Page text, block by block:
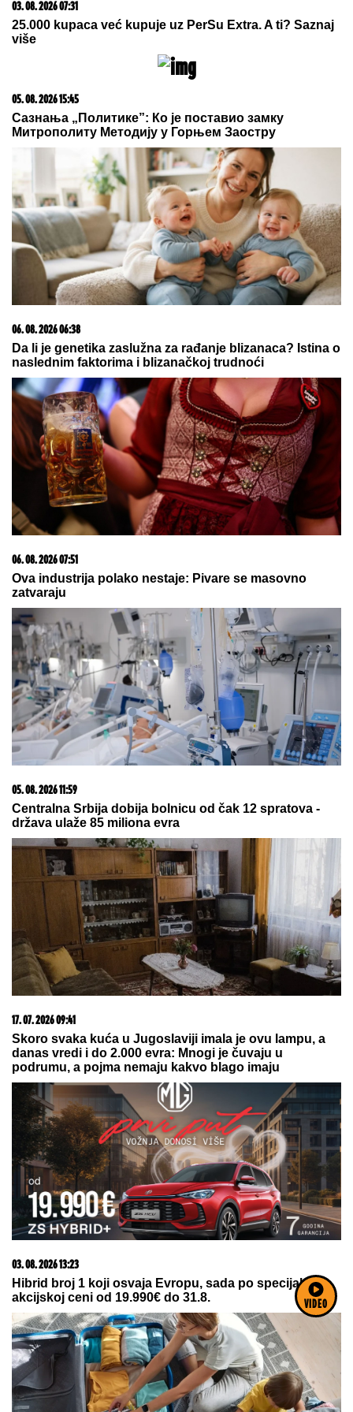
VIDEO
"TO JE TUŽNO, NISAM ZNALA ŠTA
JE MORE, PRVI MOMAK ME
Seka Aleksić na ivici suza
otkrila kada je prvi put otišla na
Sa njom uživa na letovanju: Doručak
U BAZENU, a tek da vidite voditeljku
u bikiniju (FOTO)
Bila je mega popularna, a onda napustila estradu i
zaposlila se u vulkanizerskoj radnji: "Plata mi je bila
500 maraka"
SVI DETALJI DRAME MILICE I
TERZE U CRNOJ GORI!On se hitno
oglasio: "Rekla mi je da je sa
dečkom, sve ćemo rešiti na sudu"
Uhapšen državljanin Azerbejdžana!
Sumnja se da je uznemiravao
maloletnicu u prodavnici
06. 08. 2026 07:08
kompletan spisak destinacija u Srbiji
20. 07. 2026 08:04
1500 BESPLATNIH SPINOVA
23. 07. 2026 12:47
Letnje večeri u gradu više nisu rezervisane za vikend:
pretvori u druženje
05. 08. 2026 15:07
Петковић: Курти не преза ни од чега у жељи да
сломи Србе